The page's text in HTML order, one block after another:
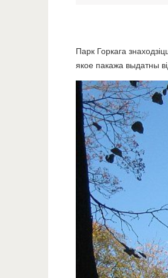
Парк Горкага
якое пакажа выдатны